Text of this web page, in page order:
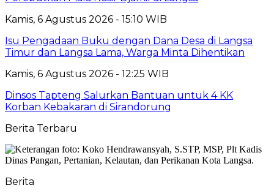
Kamis, 6 Agustus 2026 - 15:10 WIB
Isu Pengadaan Buku dengan Dana Desa di Langsa
Timur dan Langsa Lama, Warga Minta Dihentikan
Kamis, 6 Agustus 2026 - 12:25 WIB
Dinsos Tapteng Salurkan Bantuan untuk 4 KK
Korban Kebakaran di Sirandorung
Berita Terbaru
Berita